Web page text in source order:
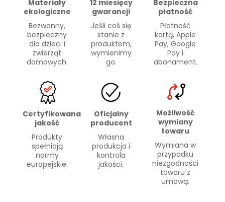
Materiały
ekologiczne
Bezwonny,
bezpieczny
dla dzieci i
zwierząt
domowych.
12 miesięcy
gwarancji
Jeśli coś się
stanie z
produktem,
wymienimy
go.
Bezpieczna
płatność
Płatność
kartą, Apple
Pay, Google
Pay i
abonament.
Certyfikowana
jakość
Produkty
spełniają
normy
europejskie.
Oficjalny
producent
Własna
produkcja i
kontrola
jakości.
Możliwość
wymiany
towaru
Wymiana w
przypadku
niezgodności
towaru z
umową.